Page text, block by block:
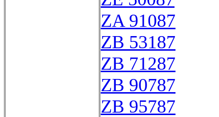
ZA 91087
ZB 53187
ZB 71287
ZB 90787
ZB 95787